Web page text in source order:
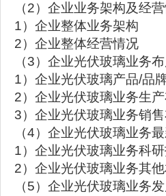
（2）企业业务架构及经
1）企业整体业务架构
2）企业整体经营情况
（3）企业光伏玻璃业务
1）企业光伏玻璃产品/品
2）企业光伏玻璃业务生
3）企业光伏玻璃业务销
（4）企业光伏玻璃业务
1）企业光伏玻璃业务科
2）企业光伏玻璃业务其
（5）企业光伏玻璃业务